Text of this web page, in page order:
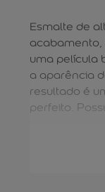
Esmalte de
acabamento,
uma película
a aparência
resultado é
perfeito.